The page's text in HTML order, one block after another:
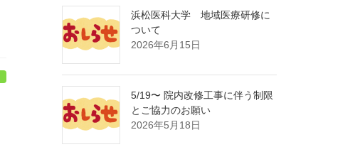
浜松医科大学 地域医療研修に
ついて
2026年6月15日
5/19〜 院内改修工事に伴う制限
とご協力のお願い
2026年5月18日